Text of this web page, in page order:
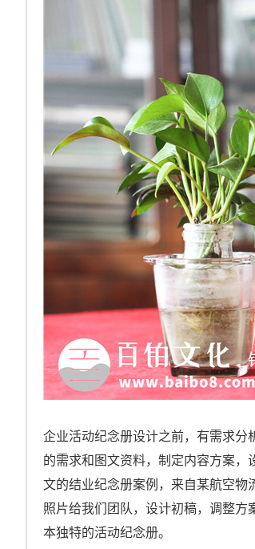
企业活动纪念册设计之前，有需求
的需求和图文资料，制定内容方案
文的结业纪念册案例，来自某航空
照片给我们团队，设计初稿，调整
本独特的活动纪念册。